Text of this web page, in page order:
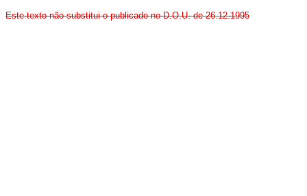
Este texto não substitui o publicado no D.O.U. de 26.12.1995